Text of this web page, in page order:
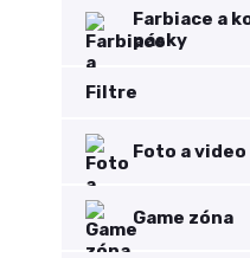
Farbiace a
pásky
Filtre
Foto a video
Game zóna